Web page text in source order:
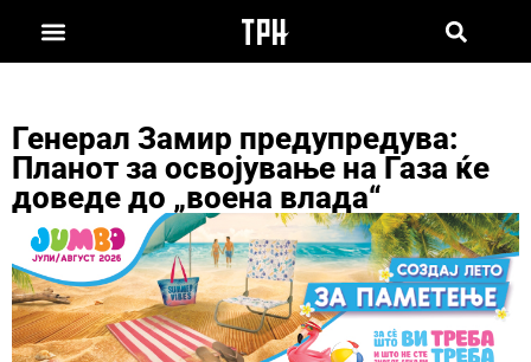
Генерал Замир предупредува:
Планот за освојување на Газа ќе
доведе до „воена влада“